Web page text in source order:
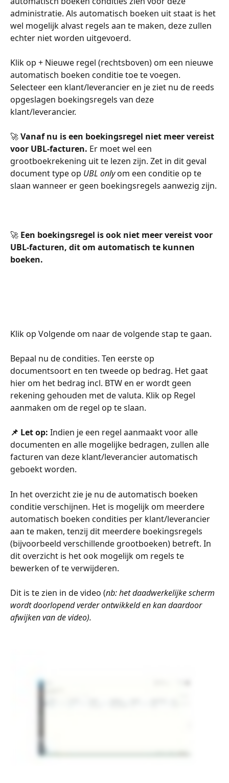
administratie. Als automatisch boeken uit staat is het
wel mogelijk alvast regels aan te maken, deze zullen
echter niet worden uitgevoerd.
Klik op + Nieuwe regel (rechtsboven) om een nieuwe
automatisch boeken conditie toe te voegen.
Selecteer een klant/leverancier en je ziet nu de reeds
opgeslagen boekingsregels van deze
klant/leverancier.
🚀 Vanaf nu is een boekingsregel niet meer vereist
voor UBL-facturen. Er moet wel een
grootboekrekening uit te lezen zijn. Zet in dit geval
document type op UBL only om een conditie op te
slaan wanneer er geen boekingsregels aanwezig zijn.
​🚀 Een boekingsregel is ook niet meer vereist voor
UBL-facturen, dit om automatisch te kunnen
boeken.
Klik op Volgende om naar de volgende stap te gaan.
Bepaal nu de condities. Ten eerste op
documentsoort en ten tweede op bedrag. Het gaat
hier om het bedrag incl. BTW en er wordt geen
rekening gehouden met de valuta. Klik op Regel
aanmaken om de regel op te slaan.
📌 Let op: Indien je een regel aanmaakt voor alle
documenten en alle mogelijke bedragen, zullen alle
facturen van deze klant/leverancier automatisch
geboekt worden.
In het overzicht zie je nu de automatisch boeken
conditie verschijnen. Het is mogelijk om meerdere
automatisch boeken condities per klant/leverancier
aan te maken, tenzij dit meerdere boekingsregels
(bijvoorbeeld verschillende grootboeken) betreft. In
dit overzicht is het ook mogelijk om regels te
bewerken of te verwijderen.
Dit is te zien in de video (nb: het daadwerkelijke scherm
wordt doorlopend verder ontwikkeld en kan daardoor
afwijken van de video).